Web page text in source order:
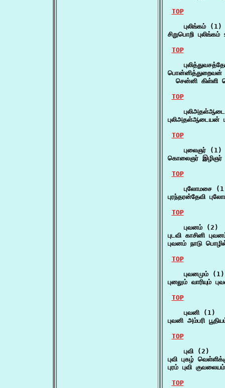
TOP
    புலிங்கம் (1)
சிறுபொறி
TOP
பொன்னித்துறைவன்
சென்னி கிள்ளி
TOP
புலிஅதள்ஆடையன்
TOP
    புலைஞர் (1)
கொலைஞர் இழிஞர்
TOP
புலோமசை
புரந்தரன்தேவி
TOP
    புவனம் (2)
புடவி காசினி
புவனம் நாடு
TOP
    புவனமும் (1)
புனலும் வாரியும்
TOP
    புவனி (1)
புவனி அம்பரி
TOP
    புவி (2)
புவி புகழ்
புரம் புவி
TOP